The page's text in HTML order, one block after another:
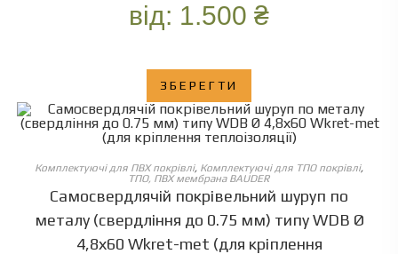
від: 1.500 ₴
ЗБЕРЕГТИ
ОБЕРІТЬ ОПЦІЇ
Комплектуючі для ПВХ покрівлі, Комплектуючі для ТПО покрівлі,
ТПО, ПВХ мембрана BAUDER
Самосвердлячій покрівельний шуруп по
металу (свердління до 0.75 мм) типу WDB Ø
4,8х60 Wkret-met (для кріплення